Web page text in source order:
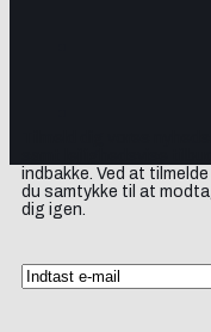
indbakke. Ved at
du samtykke til at
dig igen.